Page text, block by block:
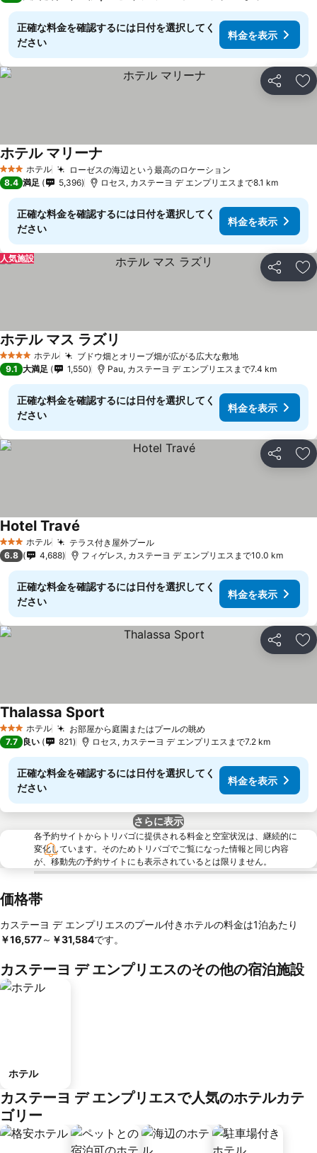
正確な料金を確認するには日付を選択してく
ださい
料金を表示
シェア お
3 ホテルのランク
ホテル ローゼスの海辺という最高のロケーション
ホテル マリーナ
8.4 満足 5,396 ロセス, カステーヨ デ エンプリエスまで8.1 km
正確な料金を確認するには日付を選択してく
ださい
料金を表示
シェア お
人気施設
4 ホテルのランク
ホテル ブドウ畑とオリーブ畑が広がる広大な敷地
ホテル マス ラズリ
9.1 大満足 1,550 Pau, カステーヨ デ エンプリエスまで7.4 km
正確な料金を確認するには日付を選択してく
ださい
料金を表示
シェア お
3 ホテルのランク
ホテル テラス付き屋外プール
Hotel Travé
6.8 4,688 フィゲレス, カステーヨ デ エンプリエスまで10.0 km
正確な料金を確認するには日付を選択してく
ださい
料金を表示
シェア お
3 ホテルのランク
ホテル お部屋から庭園またはプールの眺め
Thalassa Sport
7.7 良い 821 ロセス, カステーヨ デ エンプリエスまで7.2 km
正確な料金を確認するには日付を選択してく
ださい
料金を表示
さらに表示
各予約サイトからトリバゴに提供される料金と空室状況は、継続的に
変化しています。そのためトリバゴでご覧になった情報と同じ内容
が、移動先の予約サイトにも表示されているとは限りません。
価格帯
カステーヨ デ エンプリエスのプール付きホテルの料金は1泊あたり
￥16,577～ ‎￥31,584です。
カステーヨ デ エンプリエスのその他の宿泊施設
ホテル
カステーヨ デ エンプリエスで人気のホテルカテ
ゴリー